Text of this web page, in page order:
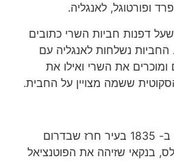
לאנגליה.
דפנות חביות השרי כתובים
נשלחות לאנגליה עם
את השרי ואילו את
ששמה מצויין על החבית.
קבוצת גונזלס ביאס נוסדה ב- 1835 בעיר חרז שבדרום
בנקאי שזיהה את הפוטנציאל